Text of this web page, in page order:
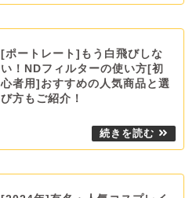
[ポートレート]もう白飛びしな
い！NDフィルターの使い方[初
心者用]おすすめの人気商品と選
び方もご紹介！